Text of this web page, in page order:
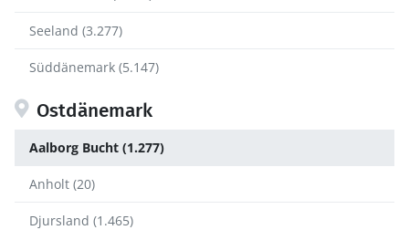
Seeland (3.277)
Süddänemark (5.147)
Ostdänemark
Aalborg Bucht (1.277)
Anholt (20)
Djursland (1.465)